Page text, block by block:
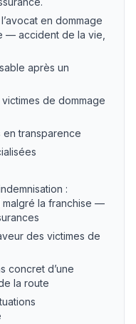
en dommage
— accident de la vie,
après un
de dommage
transparence
:
la franchise —
des victimes de
concret d’une
la route